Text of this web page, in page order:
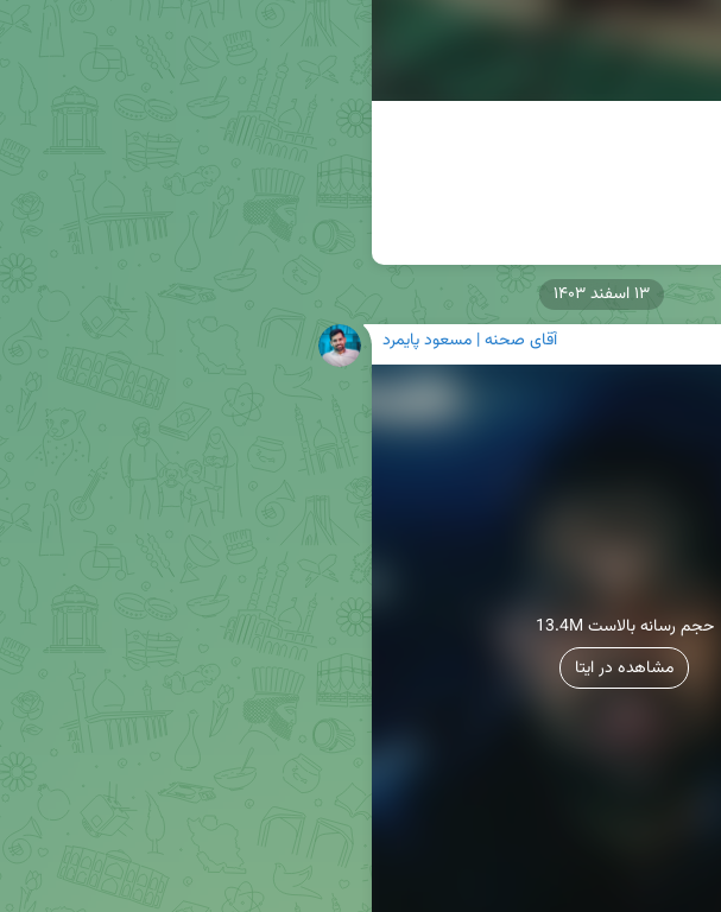
آقای صحنه | مسعود پایمرد
13.4M حجم رسانه بالاست
مشاهده در ایتا
۱۳ اسفند ۱۴۰۳